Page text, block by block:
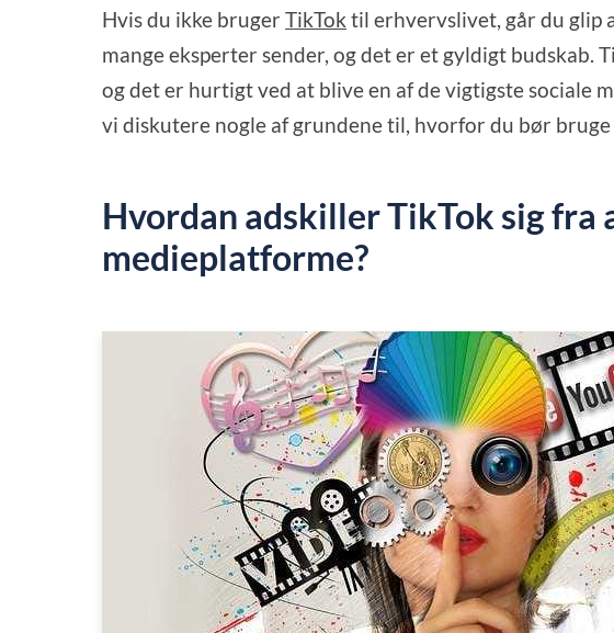
Hvis du ikke brugerTikTok til erhvervslivet, går du glip
mange eksperter sender, og det er et gyldigt budskab.
og det er hurtigt ved at blive en af de vigtigste sociale
vi diskutere nogle af grundene til, hvorfor du bør
Hvordan adskiller TikTok sig fra
medieplatforme?